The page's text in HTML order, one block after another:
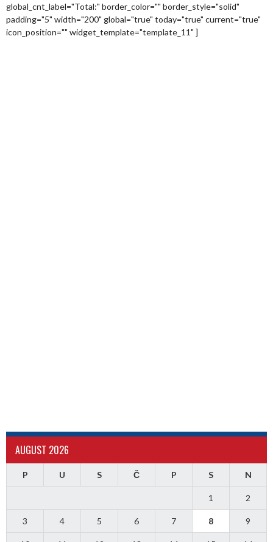
global_cnt_label="Total:" border_color="" border_style="solid"
padding="5" width="200" global="true" today="true" current="true"
icon_position="" widget_template="template_11" ]
AUGUST 2026
P U S Č P S N
1 2
3 4 5 6 7 8 9